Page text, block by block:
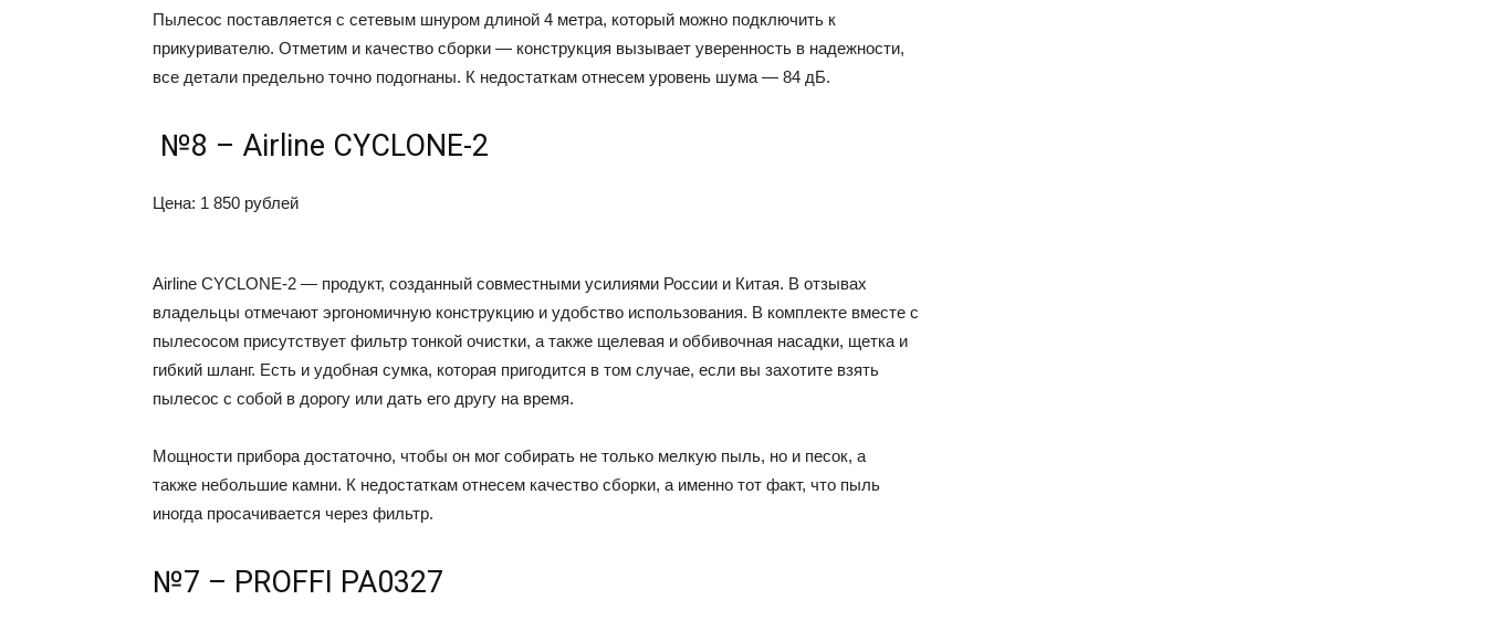
Пылесос поставляется с сетевым шнуром длиной 4 метра, который можно подключить к
прикуривателю. Отметим и качество сборки — конструкция вызывает уверенность в надежности,
все детали предельно точно подогнаны. К недостаткам отнесем уровень шума — 84 дБ.
№8 – Airline CYCLONE-2
Цена: 1 850 рублей
Airline CYCLONE-2 — продукт, созданный совместными усилиями России и Китая. В отзывах
владельцы отмечают эргономичную конструкцию и удобство использования. В комплекте вместе с
пылесосом присутствует фильтр тонкой очистки, а также щелевая и оббивочная насадки, щетка и
гибкий шланг. Есть и удобная сумка, которая пригодится в том случае, если вы захотите взять
пылесос с собой в дорогу или дать его другу на время.
Мощности прибора достаточно, чтобы он мог собирать не только мелкую пыль, но и песок, а
также небольшие камни. К недостаткам отнесем качество сборки, а именно тот факт, что пыль
иногда просачивается через фильтр.
№7 – PROFFI PA0327